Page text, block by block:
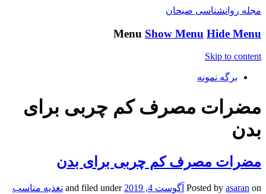
مجله روانشناسی صبحان
Menu Show Menu Hide Menu
Skip to content
برگه نمونه
مضرات مصرف کم چربی برای
بدن
مضرات مصرف کم چربی برای بدن
Posted by asaran on آگوست 4, 2019 and filed under تغذیه مناسب